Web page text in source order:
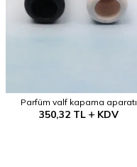
Parfüm valf kapama aparatı
350,32TL KDV